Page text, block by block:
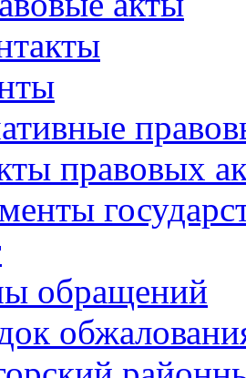
правовых
обращений